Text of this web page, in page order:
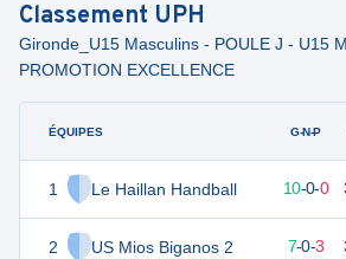
Classement UPH
Gironde_U15 Masculins - POULE J - U15
PROMOTION EXCELLENCE
ÉQUIPES
1 Le Haillan Handball
2 US Mios Biganos 2
G-N-P
30 10-0-0
24 7-0-3